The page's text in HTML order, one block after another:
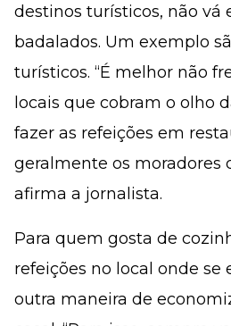
destinos turísticos, não vá
badalados. Um exemplo
turísticos. “É melhor não
locais que cobram o olho
fazer as refeições em
geralmente os moradores
afirma a jornalista.
Para quem gosta de
refeições no local onde se
outra maneira de